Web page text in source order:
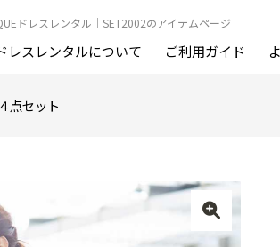
ドレスレンタル｜SET2002のアイテムページ
レスレンタルについて ご利用ガイド
点セット